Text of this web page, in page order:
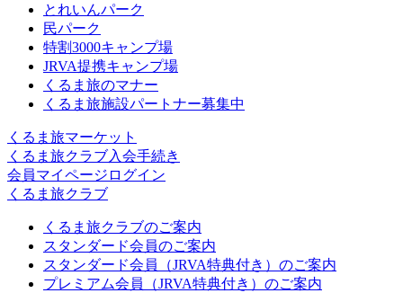
とれいんパーク
民パーク
特割3000キャンプ場
JRVA提携キャンプ場
くるま旅のマナー
くるま旅施設パートナー募集中
くるま旅マーケット
くるま旅クラブ入会手続き
会員マイページログイン
くるま旅クラブ
くるま旅クラブのご案内
スタンダード会員のご案内
スタンダード会員（JRVA特典付き）のご案内
プレミアム会員（JRVA特典付き）のご案内